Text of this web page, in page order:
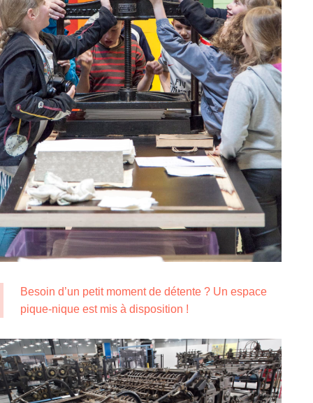
Besoin d’un petit moment de détente ? Un espace
pique-nique est mis à disposition !